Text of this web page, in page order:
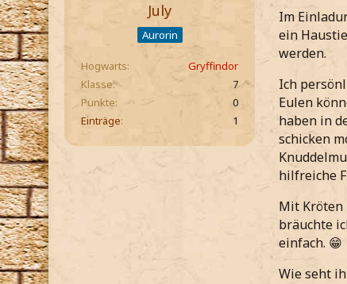
July
Aurorin
Hogwarts
Gryffindor
Klasse
7
Punkte
0
Einträge
1
Im
ein
werden.
Ich
Eulen
haben in
schicken
hilfreiche
Mit Kröten
bräuchte
einfach. 😁
Wie seht